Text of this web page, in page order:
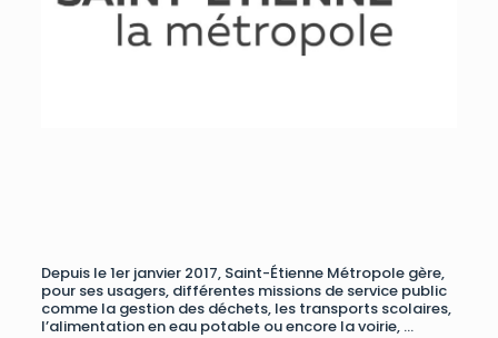
Depuis le 1er janvier 2017, Saint-Étienne Métropole gère,
pour ses usagers, différentes missions de service public
comme la gestion des déchets, les transports scolaires,
l’alimentation en eau potable ou encore la voirie, …